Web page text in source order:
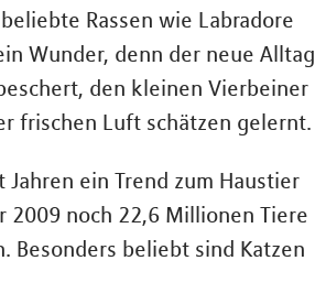
Rassen wie Labradore
Wunder, denn der neue Alltag
den kleinen Vierbeiner
frischen Luft schätzen gelernt.
ein Trend zum Haustier
2009 noch 22,6 Millionen Tiere
Besonders beliebt sind Katzen